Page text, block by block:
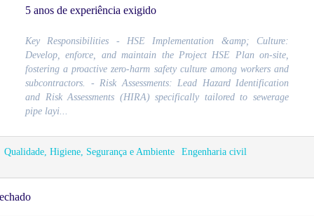
5 anos de experiência exigido
Key Responsibilities - HSE Implementation &amp; Culture:
Develop, enforce, and maintain the Project HSE Plan on-site,
fostering a proactive zero-harm safety culture among workers and
subcontractors. - Risk Assessments: Lead Hazard Identification
and Risk Assessments (HIRA) specifically tailored to sewerage
pipe layi...
Qualidade, Higiene, Segurança e Ambiente Engenharia civil